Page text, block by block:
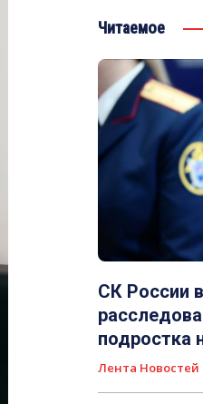
Читаемое
СК России
подростка
Лента Новостей